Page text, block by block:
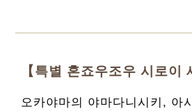
【특별 혼죠우조우 시로이
오카야마의 야마다니시키, 아